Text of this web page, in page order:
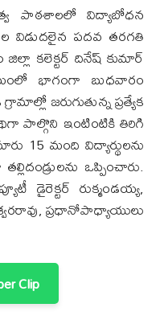
పాఠశాలలో విద్యాబోధన
విడుదలైన పదవ తరగతి
కలెక్టర్ దినేష్ కుమార్
భాగంగా బుధవారం
జరుగుతున్న ప్రత్యేక
పాల్గొని ఇంటింటికి తిరిగి
15 మంది విద్యార్థులను
ఒప్పించారు.
డైరెక్టర్ రుక్మండయ్య,
ప్రధానోపాధ్యాయులు
Clip